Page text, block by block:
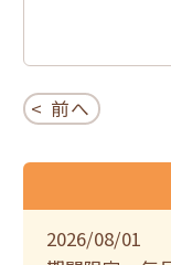
< 前へ
2026/08/01